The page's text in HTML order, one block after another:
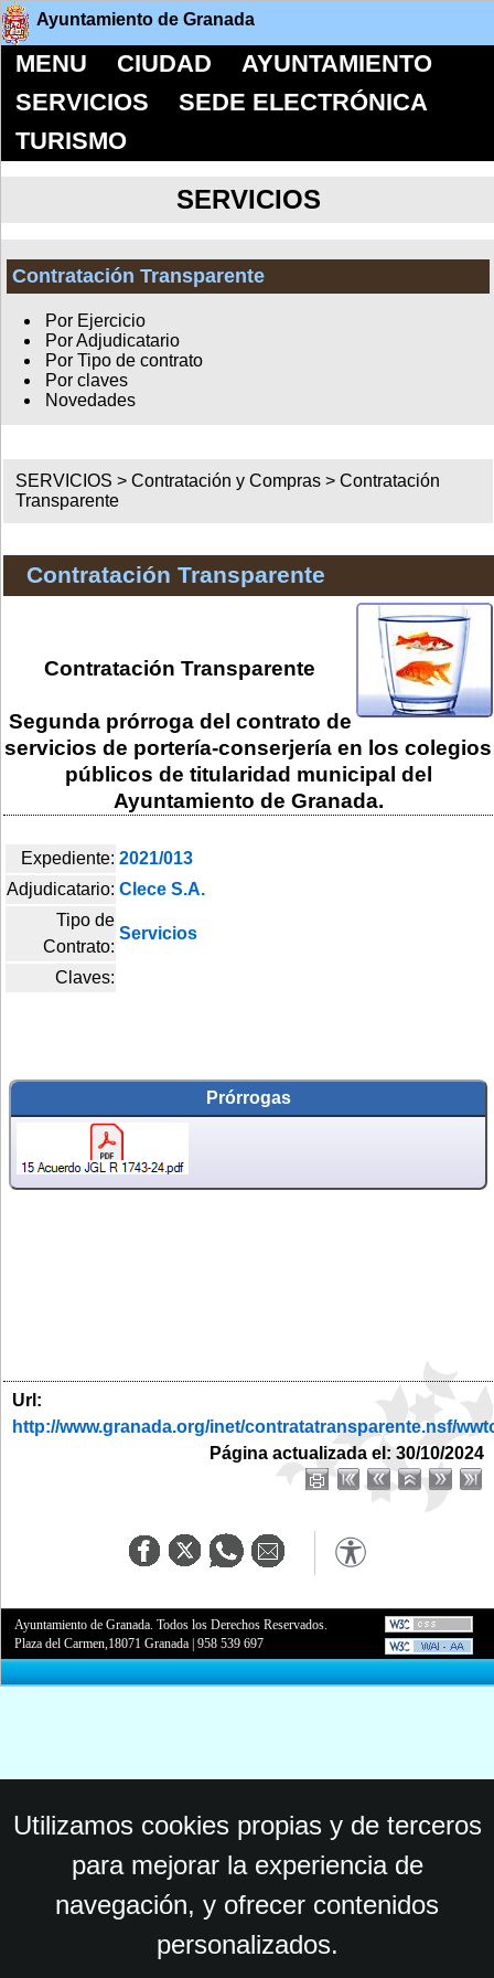
Ayuntamiento de Granada
MENU CIUDAD
AYUNTAMIENTO
SERVICIOS
SEDE ELECTRÓNICA
TURISMO
SERVICIOS
Contratación Transparente
Por Ejercicio
Por Adjudicatario
Por Tipo de contrato
Por claves
Novedades
SERVICIOS >Contratación y Compras >Contratación
Transparente
Contratación Transparente
Contratación Transparente
Segunda prórroga del contrato de
servicios de portería-conserjería en los colegios
públicos de titularidad municipal del
Ayuntamiento de Granada.
Expediente: 2021/013
Adjudicatario: Clece S.A.
Tipo de
Contrato:
Servicios
Claves:
Prórrogas
Url:
http://www.granada.org/inet/contratatransparente.nsf/
Página actualizada el: 30/10/2024
Ayuntamiento de Granada. Todos los Derechos Reservados.
Plaza del Carmen,18071 Granada |958 539 697
Utilizamos cookies propias y de terceros
para mejorar la experiencia de
navegación, y ofrecer contenidos
personalizados.